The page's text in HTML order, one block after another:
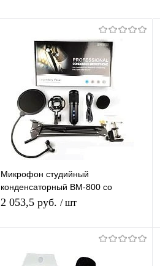
Микрофон студийный
конденсаторный BM-800 со
встроенной звуковой картой и
2 053,5 руб. / шт